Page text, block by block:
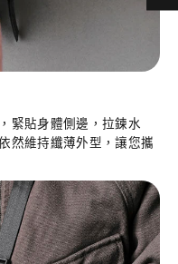
緊貼身體側邊，拉鍊水
然維持纖薄外型，讓您攜